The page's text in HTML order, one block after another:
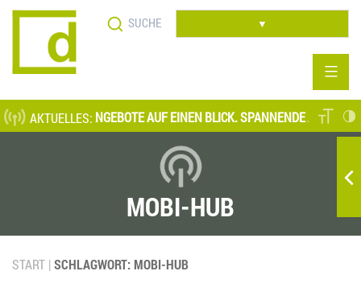
Direkt
Suche ▼
AKTUELLES:
STELLENANGEBOTE AUF EINEN BLICK. SPANNENDE
MOBI-HUB
START SCHLAGWORT: MOBI-HUB